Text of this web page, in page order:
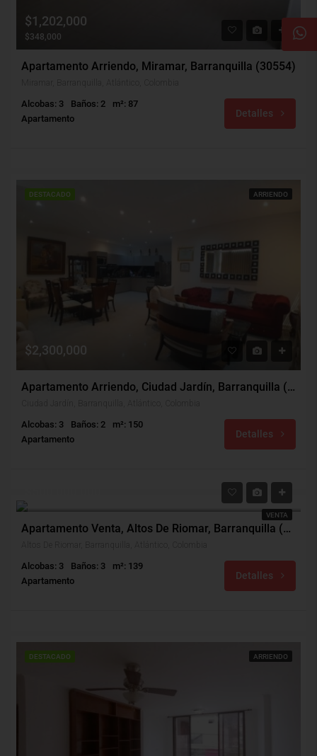
$1,202,000
$348,000
Apartamento Arriendo, Miramar, Barranquilla (30554)
Alcobas: 3 Baños: 2
m²: 87
Apartamento
Detalles
DESTACADO ARRIENDO
$2,300,000
Apartamento Arriendo, Ciudad Jardín, Barranquilla (30428)
Alcobas: 3 Baños: 2
m²: 150
Apartamento
Detalles
VENTA
Apartamento Venta, Altos De Riomar, Barranquilla (28214v)
Alcobas: 3 Baños: 3
m²: 139
Apartamento
Detalles
DESTACADO ARRIENDO